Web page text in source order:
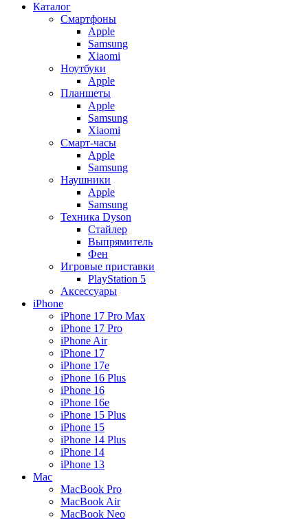
Каталог
Смартфоны
Apple
Samsung
Xiaomi
Ноутбуки
Apple
Планшеты
Apple
Samsung
Xiaomi
Смарт-часы
Apple
Samsung
Наушники
Apple
Samsung
Техника Dyson
Стайлер
Выпрямитель
Фен
Игровые приставки
PlayStation 5
Аксессуары
iPhone
iPhone 17 Pro Max
iPhone 17 Pro
iPhone Air
iPhone 17
iPhone 17e
iPhone 16 Plus
iPhone 16
iPhone 16e
iPhone 15 Plus
iPhone 15
iPhone 14 Plus
iPhone 14
iPhone 13
Mac
MacBook Pro
MacBook Air
MacBook Neo